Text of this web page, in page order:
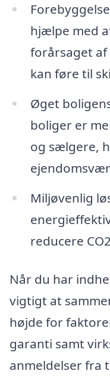
hjælpe med
forårsaget
kan føre til
Øget
boliger er
og sælgere,
Miljøvenlig
reducere
Når du har
vigtigt at
højde for
garanti samt
anmeldelser fra